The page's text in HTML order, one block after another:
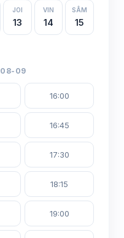
JOI
13
VIN
14
SÂM
15
08-09
16:00
16:45
17:30
18:15
19:00